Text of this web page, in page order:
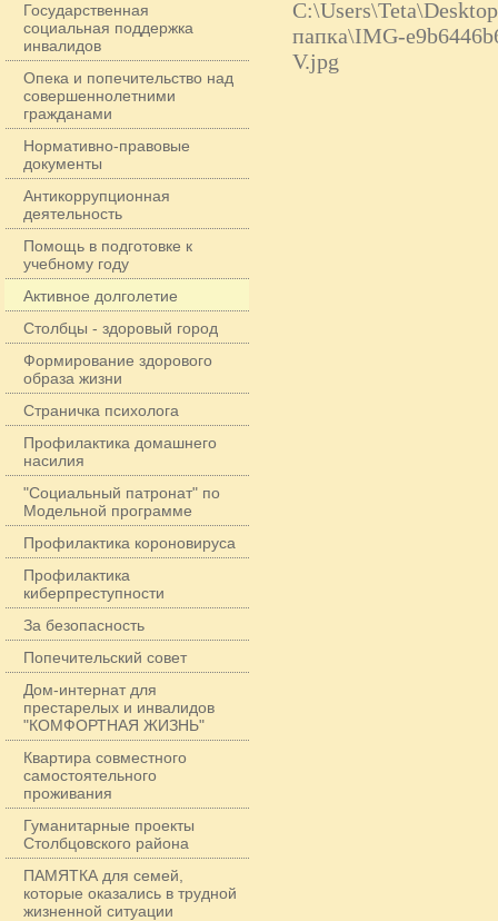
Государственная
социальная поддержка
инвалидов
Опека и попечительство над
совершеннолетними
гражданами
Нормативно-правовые
документы
Антикоррупционная
деятельность
Помощь в подготовке к
учебному году
Активное долголетие
Столбцы - здоровый город
Формирование здорового
образа жизни
Страничка психолога
Профилактика домашнего
насилия
"Социальный патронат" по
Модельной программе
Профилактика короновируса
Профилактика
киберпреступности
За безопасность
Попечительский совет
Дом-интернат для
престарелых и инвалидов
"КОМФОРТНАЯ ЖИЗНЬ"
Квартира совместного
самостоятельного
проживания
Гуманитарные проекты
Столбцовского района
ПАМЯТКА для семей,
которые оказались в трудной
жизненной ситуации